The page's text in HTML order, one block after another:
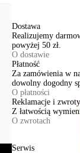
Dostawa
Realizujemy
powyżej 50 zł.
O dostawie
Płatność
Za zamówienia w
dowolny dogodny
O płatności
Reklamacje i zwroty
Z łatwością
O zwrotach
Serwis